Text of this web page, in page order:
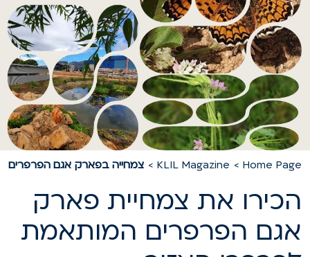
Home
KLIL Magazine צמחייה בפארק אגם הפרפרים
את צמחיית פארק
הפרפרים המותאמת